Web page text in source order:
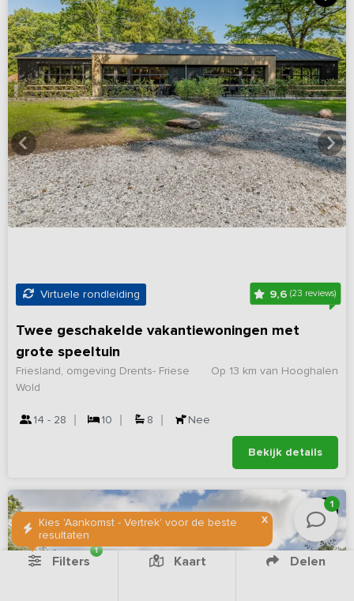
Virtuele rondleiding 9,6 (23 reviews)
Twee geschakelde vakantiewoningen met
grote speeltuin
Op 13 km van Hooghalen
Friesland, omgeving Drents- Friese
Wold
14 - 28 10 8 Nee
Bekijk details
X
Kies 'Aankomst - Vertrek' voor de beste
resultaten
1
Filters
1
Kaart Delen